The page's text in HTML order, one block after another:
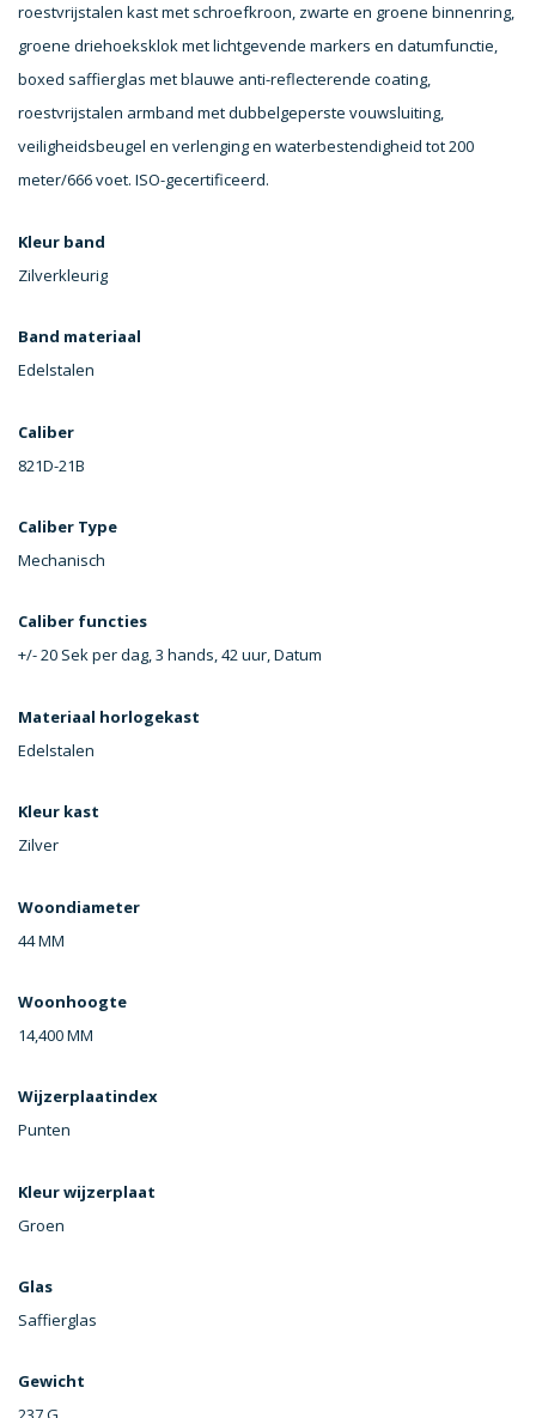
roestvrijstalen kast met schroefkroon, zwarte en groene binnenring,
groene driehoeksklok met lichtgevende markers en datumfunctie,
boxed saffierglas met blauwe anti-reflecterende coating,
roestvrijstalen armband met dubbelgeperste vouwsluiting,
veiligheidsbeugel en verlenging en waterbestendigheid tot 200
meter/666 voet. ISO-gecertificeerd.
Kleur band
Zilverkleurig
Band materiaal
Edelstalen
Caliber
821D-21B
Caliber Type
Mechanisch
Caliber functies
+/- 20 Sek per dag, 3 hands, 42 uur, Datum
Materiaal horlogekast
Edelstalen
Kleur kast
Zilver
Woondiameter
44 MM
Woonhoogte
14,400 MM
Wijzerplaatindex
Punten
Kleur wijzerplaat
Groen
Glas
Saffierglas
Gewicht